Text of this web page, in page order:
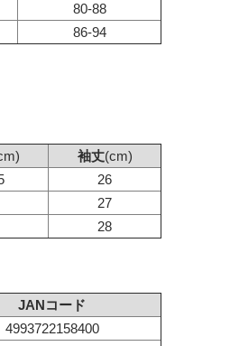
80-88
86-94
袖丈(cm)
26
27
28
JANコード
4993722158400